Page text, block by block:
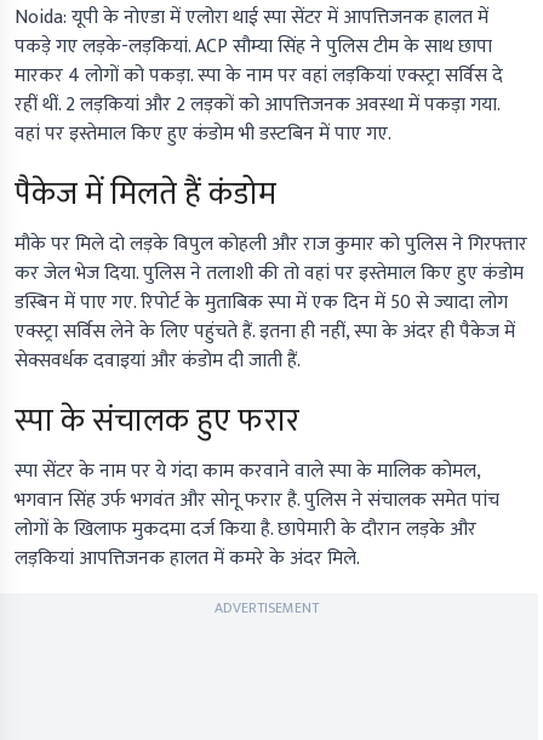
Noida: यूपी के नोएडा में एलोरा थाई स्पा सेंटर में आपत्तिजनक हालत में
पकड़े गए लड़के-लड़कियां. ACP सौम्या सिंह ने पुलिस टीम के साथ छापा
मारकर 4 लोगों को पकड़ा. स्पा के नाम पर वहां लड़कियां एक्स्ट्रा सर्विस दे
रहीं थीं. 2 लड़कियां और 2 लड़कों को आपत्तिजनक अवस्था में पकड़ा गया.
वहां पर इस्तेमाल किए हुए कंडोम भी डस्टबिन में पाए गए.
पैकेज में मिलते हैं कंडोम
मौके पर मिले दो लड़के विपुल कोहली और राज कुमार को पुलिस ने गिरफ्तार
कर जेल भेज दिया. पुलिस ने तलाशी की तो वहां पर इस्तेमाल किए हुए कंडोम
डस्बिन में पाए गए. रिपोर्ट के मुताबिक स्पा में एक दिन में 50 से ज्यादा लोग
एक्स्ट्रा सर्विस लेने के लिए पहुंचते हैं. इतना ही नहीं, स्पा के अंदर ही पैकेज में
सेक्सवर्धक दवाइयां और कंडोम दी जाती हैं.
स्पा के संचालक हुए फरार
स्पा सेंटर के नाम पर ये गंदा काम करवाने वाले स्पा के मालिक कोमल,
भगवान सिंह उर्फ भगवंत और सोनू फरार है. पुलिस ने संचालक समेत पांच
लोगों के खिलाफ मुकदमा दर्ज किया है. छापेमारी के दौरान लड़के और
लड़कियां आपत्तिजनक हालत में कमरे के अंदर मिले.
ADVERTISEMENT